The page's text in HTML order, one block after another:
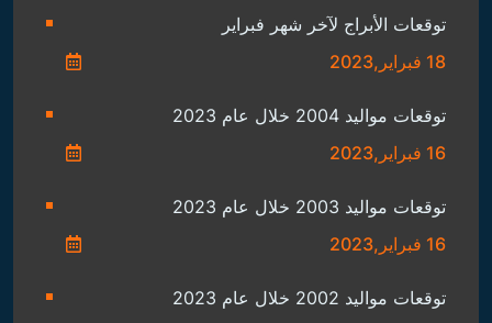
توقعات الأبراج لآخر شهر فبراير
18 فبراير,2023
توقعات مواليد 2004 خلال عام 2023
16 فبراير,2023
توقعات مواليد 2003 خلال عام 2023
16 فبراير,2023
توقعات مواليد 2002 خلال عام 2023